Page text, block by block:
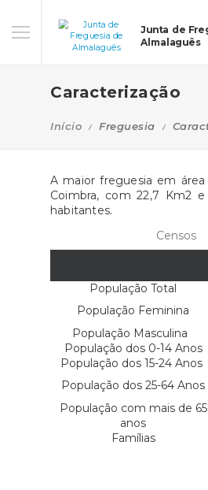
Junta de
Almalaguês
Caracterização
Início Freguesia
A maior freguesia em
Coimbra, com 22,7 Km2
habitantes.
Censos
População Total
População Feminina
População Masculina
População dos 0-14 Anos
População dos 15-24 Anos
População dos 25-64 Anos
População com mais de 65
anos
Famílias